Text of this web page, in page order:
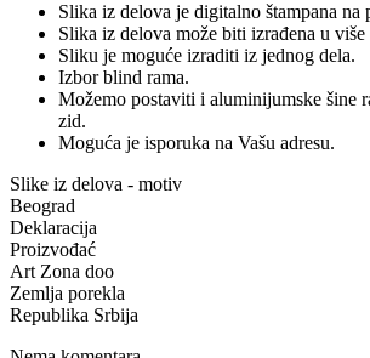
Slika iz delova je digitalno štampana na
Slika iz delova može biti izrađena u više
Sliku je moguće izraditi iz jednog dela.
Izbor blind rama.
Možemo postaviti i aluminijumske šine
zid.
Moguća je isporuka na Vašu adresu.
Slike iz delova - motiv
Beograd
Deklaracija
Proizvođać
Art Zona doo
Zemlja porekla
Republika Srbija